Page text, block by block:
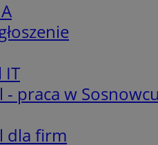
IT
- praca w
dla firm